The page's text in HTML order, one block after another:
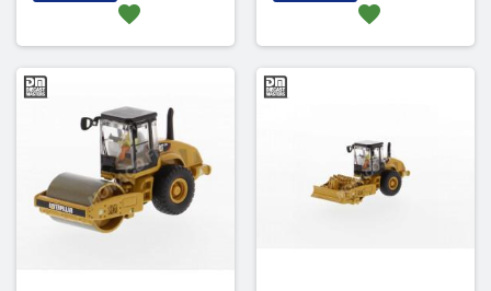
favorite favorite